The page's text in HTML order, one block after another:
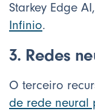
Starkey Edge
Infinio.
3. Redes
O terceiro
de rede neural